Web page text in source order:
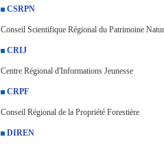
CSRPN
Conseil Scientifique Régional du Patrimoine
CRIJ
Centre Régional d'Informations Jeunesse
CRPF
Conseil Régional de la Propriété Forestière
DIREN